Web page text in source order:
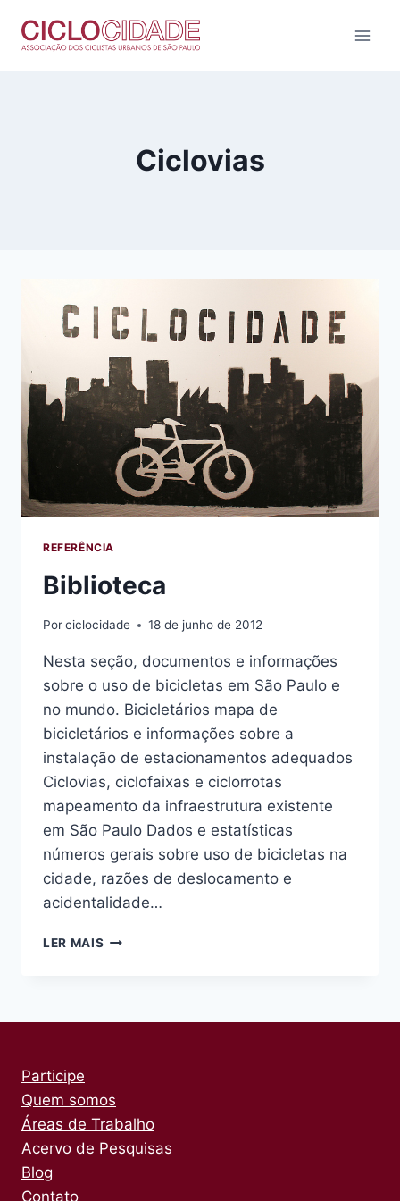
para
Ciclovias
REFERÊNCIA
Biblioteca
Porciclocidade 18 de junho de 2012
Nesta seção, documentos e informações
sobre o uso de bicicletas em São Paulo e
no mundo. Bicicletários mapa de
bicicletários e informações sobre a
instalação de estacionamentos adequados
Ciclovias, ciclofaixas e ciclorrotas
mapeamento da infraestrutura existente
em São Paulo Dados e estatísticas
números gerais sobre uso de bicicletas na
cidade, razões de deslocamento e
acidentalidade…
LER MAIS BIBLIOTECA
Participe
Quem somos
Áreas de Trabalho
Acervo de Pesquisas
Blog
Contato